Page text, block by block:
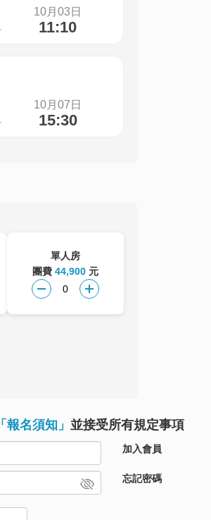
10月03日
11:10
10月07日
15:30
單人房
團費 44,900元
「報名須知」 並接受所有規定事項
加入會員
忘記密碼